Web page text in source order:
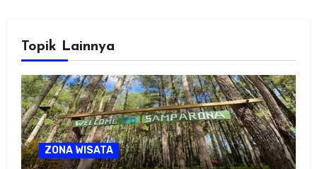
Topik Lainnya
ZONA WISATA